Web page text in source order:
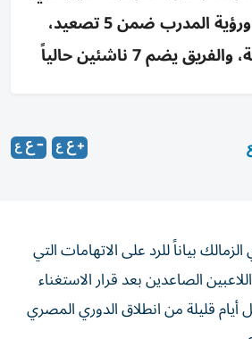
وفق احتياجات ورؤية المدرب ضمن 5 تصعيد،
يضم 7 ناشئين حالياً
بياناً للرد على الاتهامات التي
الصاعدين بعد قرار الاستغناء
قليلة من انطلاق الدوري المصري